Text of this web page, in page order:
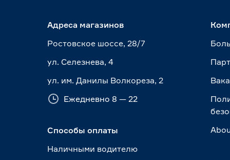
Адреса магазинов
Ростовское шоссе, 28/7
ул. Селезнева, 4
ул. им. Данилы Волкореза, 2
Ежедневно 8 — 22
Способы оплаты
Наличными водителю